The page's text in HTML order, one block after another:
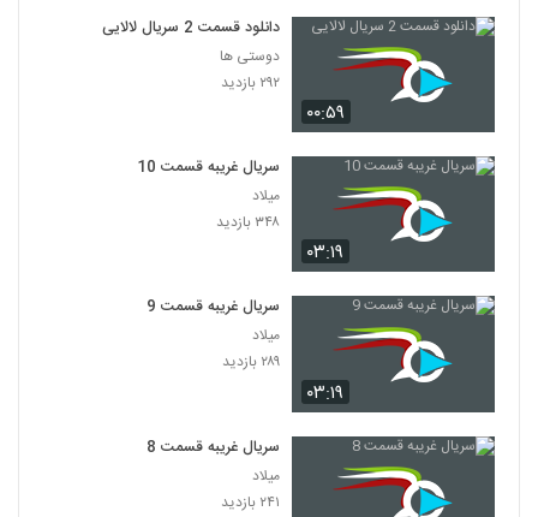
۰۰:۵۹
دانلود قسمت 2 سریال لالایی
دوستی ها
۲۹۲ بازدید
۰۳:۱۹
سریال غریبه قسمت 10
میلاد
۳۴۸ بازدید
۰۳:۱۹
سریال غریبه قسمت 9
میلاد
۲۸۹ بازدید
سریال غریبه قسمت 8
میلاد
۲۴۱ بازدید